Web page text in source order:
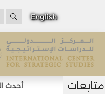
English
أحدث